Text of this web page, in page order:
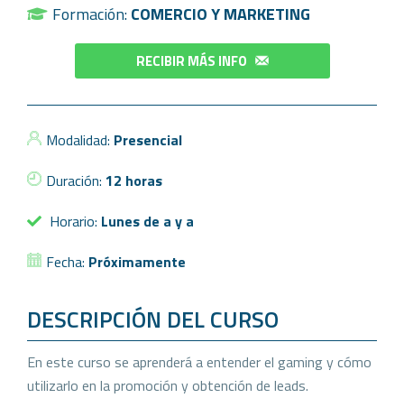
Formación:COMERCIO Y MARKETING
RECIBIR MÁS INFO
Modalidad: Presencial
Duración: 12 horas
Horario: Lunes de a y a
Fecha: Próximamente
DESCRIPCIÓN DEL CURSO
En este curso se aprenderá a entender el gaming y cómo
utilizarlo en la promoción y obtención de leads.